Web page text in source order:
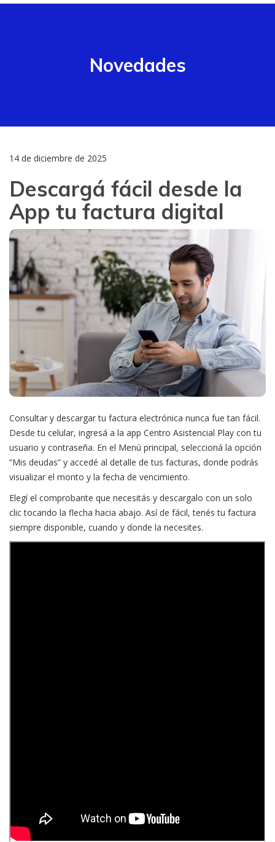
Novedades
14 de diciembre de 2025
Descargá fácil desde la
App tu factura digital
Consultar y descargar tu factura electrónica nunca fue tan fácil.
Desde tu celular, ingresá a la app Centro Asistencial Play con tu
usuario y contraseña. En el Menú principal, seleccioná la opción
“Mis deudas” y accedé al detalle de tus facturas, donde podrás
visualizar el monto y la fecha de vencimiento.
Elegí el comprobante que necesitás y descargalo con un solo
clic tocando la flecha hacia abajo. Así de fácil, tenés tu factura
siempre disponible, cuando y donde la necesites.